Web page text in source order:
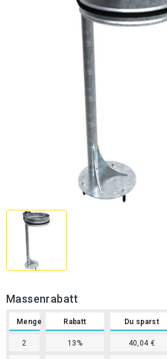
Massenrabatt
Menge Rabatt Du sparst
2 13% 40,04 €